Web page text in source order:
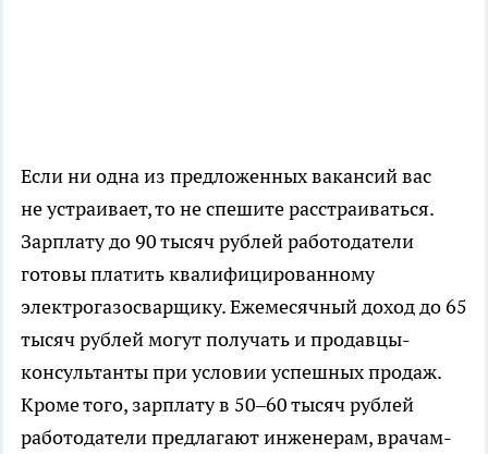
Если ни одна из предложенных вакансий вас
не устраивает, то не спешите расстраиваться.
Зарплату до 90 тысяч рублей работодатели
готовы платить квалифицированному
электрогазосварщику. Ежемесячный доход до 65
тысяч рублей могут получать и продавцы-
консультанты при условии успешных продаж.
Кроме того, зарплату в 50–60 тысяч рублей
работодатели предлагают инженерам, врачам-